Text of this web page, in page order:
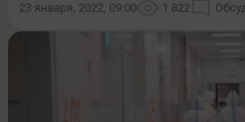
23 января, 2022, 09:00 1 822